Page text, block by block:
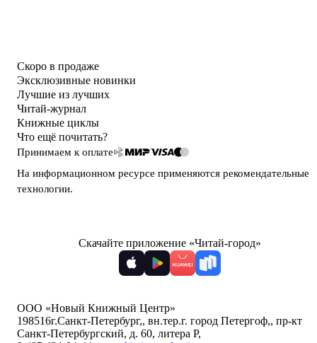
Скоро в продаже
Эксклюзивные новинки
Лучшие из лучших
Читай-журнал
Книжные циклы
Что ещё почитать?
Принимаем к оплате
На информационном ресурсе применяются рекомендательные
технологии.
Скачайте приложение «Читай-город»
ООО «Новый Книжный Центр»
198516г.Санкт-Петербург,, вн.тер.г. город Петергоф,, пр-кт
Санкт-Петербургский, д. 60, литера Р,